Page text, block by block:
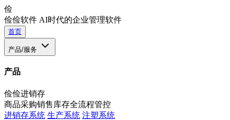
俭
俭俭软件 AI时代的企业管理软件
首页
产品/服务
产品
俭俭进销存
商品采购销售库存全流程管控
进销存系统 生产系统 注塑系统